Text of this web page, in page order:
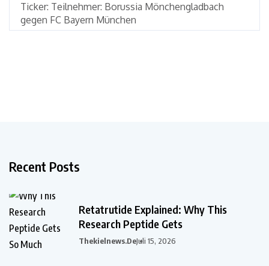
Ticker: Teilnehmer: Borussia Mönchengladbach
gegen FC Bayern München
Recent Posts
Retatrutide Explained: Why This
Research Peptide Gets
Thekielnews.deJuli 15, 2026